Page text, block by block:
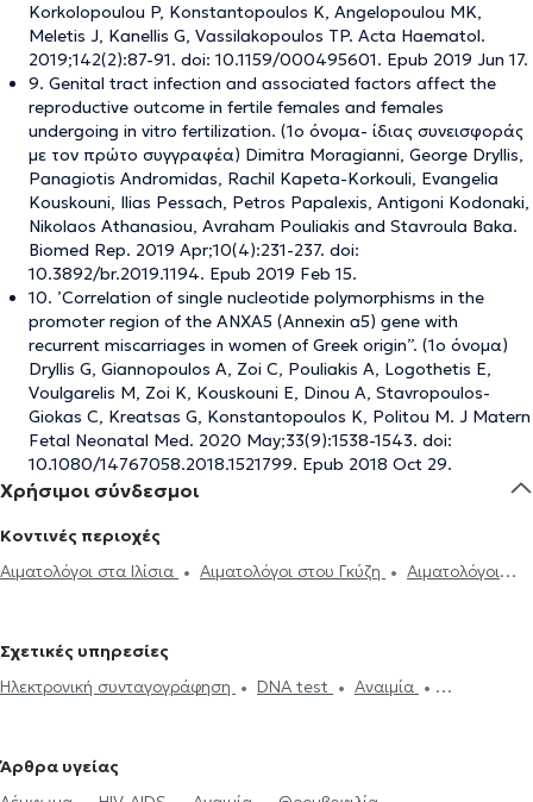
Korkolopoulou P, Konstantopoulos K, Angelopoulou MK,
Meletis J, Kanellis G, Vassilakopoulos TP. Acta Haematol.
2019;142(2):87-91. doi: 10.1159/000495601. Epub 2019 Jun 17.
9. Genital tract infection and associated factors affect the
reproductive outcome in fertile females and females
undergoing in vitro fertilization. (1ο όνομα- ίδιας συνεισφοράς
με τον πρώτο συγγραφέα) Dimitra Moragianni, George Dryllis,
Panagiotis Andromidas, Rachil Kapeta-Korkouli, Evangelia
Kouskouni, Ilias Pessach, Petros Papalexis, Antigoni Kodonaki,
Nikolaos Athanasiou, Avraham Pouliakis and Stavroula Baka.
Biomed Rep. 2019 Apr;10(4):231-237. doi:
10.3892/br.2019.1194. Epub 2019 Feb 15.
10. ’Correlation of single nucleotide polymorphisms in the
promoter region of the ANXA5 (Annexin a5) gene with
recurrent miscarriages in women of Greek origin”. (1ο όνομα)
Dryllis G, Giannopoulos A, Zoi C, Pouliakis A, Logothetis E,
Voulgarelis M, Zoi K, Kouskouni E, Dinou A, Stavropoulos-
Giokas C, Kreatsas G, Konstantopoulos K, Politou M. J Matern
Fetal Neonatal Med. 2020 May;33(9):1538-1543. doi:
10.1080/14767058.2018.1521799. Epub 2018 Oct 29.
Χρήσιμοι σύνδεσμοι
Κοντινές περιοχές
Αιματολόγοι στα Ιλίσια
Αιματολόγοι στου Γκύζη
Αιματολόγοι
Πετράλωνα
Αιματολόγοι στο Περιστέρι
Χαλάνδρι
Αιματολόγοι στο Μαρούσι
Αιματολόγοι στην Αγία
Αιματολόγοι στην Καλλιθέα
Σχετικές υπηρεσίες
Ηλεκτρονική συνταγογράφηση
DNA test
Αναιμία
Άρθρα υγείας